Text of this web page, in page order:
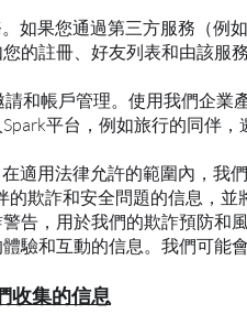
如果您通過第三方服務（例
的註冊、好友列表和由該服
請和帳戶管理。使用我們企業
平台，例如旅行的同伴
適用法律允許的範圍內，我
的欺詐和安全問題的信息，
告，用於我們的欺詐預防和
驗和互動的信息。我們可能
收集的信息